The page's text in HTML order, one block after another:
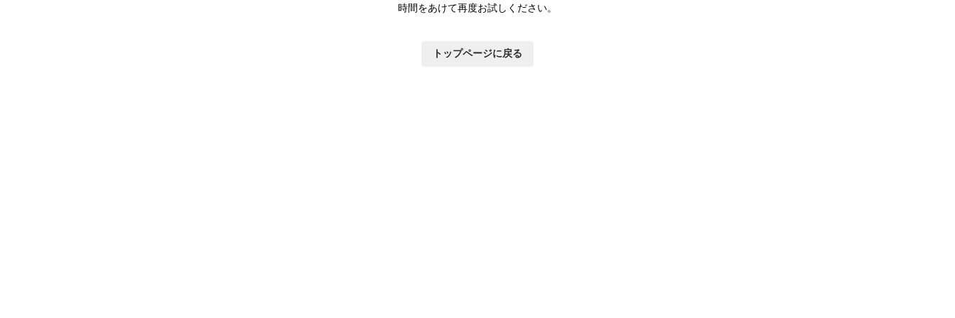
時間をあけて再度お試しください。
トップページに戻る